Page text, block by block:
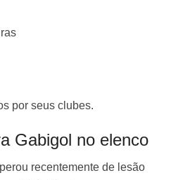
por seus clubes.
Gabigol no elenco
recentemente de lesão